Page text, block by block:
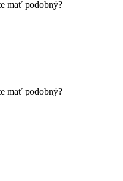
mať podobný?
mať podobný?